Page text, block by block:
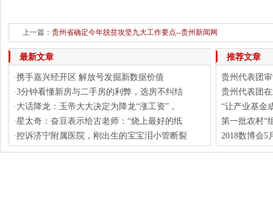
上一篇： 贵州省确定今年脱贫攻坚九大工作要点--贵州新闻网
下一篇：春节长假贵州
最新文章
·携手嘉兴经开区 解放号发掘新数据价值
·3分钟看懂新房与二手房的利弊，选房不纠结
·大话降龙：玉帝大大决定为降龙“涨工资”，
·星太奇：奋豆表示给古老师：“烧上最好的纸
·控诉济宁附属医院，刚出生的宝宝泪小管断裂
推荐文章
贵州代表团
贵州代表团
“让产业基金
第一批农村“
2018数博会5